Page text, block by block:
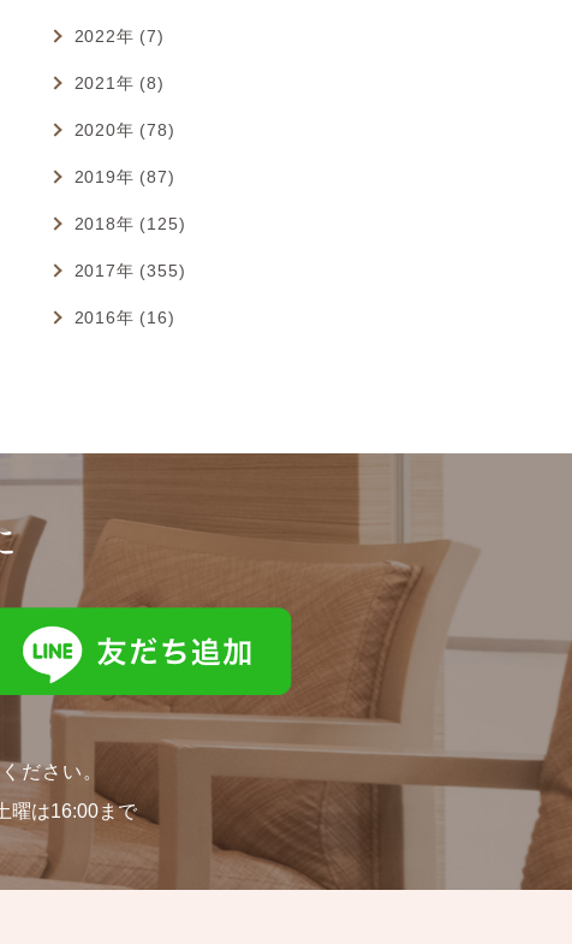
2022年 (7)
2021年 (8)
2020年 (78)
2019年 (87)
2018年 (125)
2017年 (355)
2016年 (16)
ださい。
曜は16:00まで